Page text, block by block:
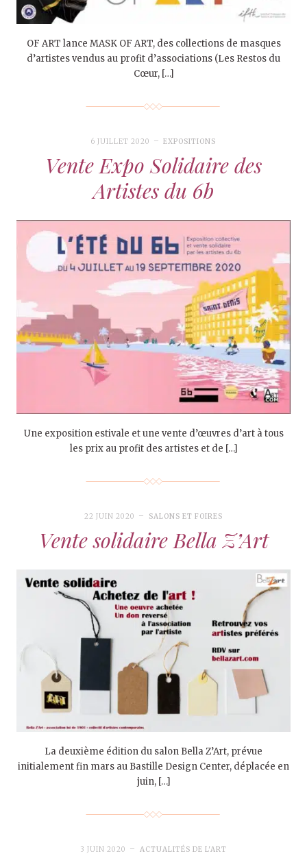
OF ART lance MASK OF ART, des collections de masques
d’artistes vendus au profit d’associations (Les Restos du
Cœur, […]
6 JUILLET 2020 EXPOSITIONS
Vente Expo Solidaire des
Artistes du 6b
Une exposition estivale et une vente d’œuvres d’art à tous
les prix au profit des artistes et de […]
22 JUIN 2020 SALONS ET FOIRES
Vente solidaire Bella Z’Art
La deuxième édition du salon Bella Z’Art, prévue
initialement fin mars au Bastille Design Center, déplacée en
juin, […]
3 JUIN 2020 ACTUALITÉS DE L'ART